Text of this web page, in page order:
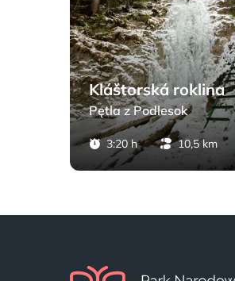
Kláštorská roklina
Pętla z Podlesok
3:20 h 10,5 km